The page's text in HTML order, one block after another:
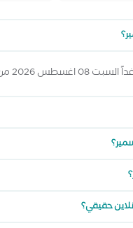
خلال عرض المواعيد أعلاه
حقيقي؟